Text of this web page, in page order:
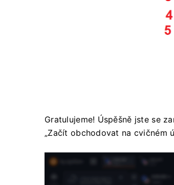
Gratulujeme! Úspěšně jste se
„Začít obchodovat na cvičném